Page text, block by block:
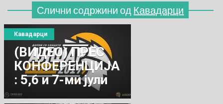
Слични содржини од Кавадарци
(ВИДЕО) ПРЕС
КОНФЕРЕНЦИЈА
: 5,6 и 7-ми јули
АЛШАР 2019-
Кавадарци